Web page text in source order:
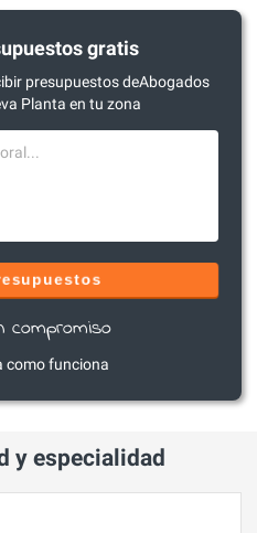
gratis
presupuestos deAbogados
Planta en tu zona
compromiso
como funciona
y especialidad